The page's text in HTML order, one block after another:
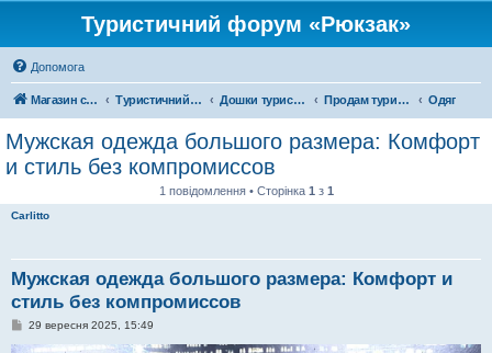
Туристичний форум «Рюкзак»
Допомога
Магазин спорядження Туристичний форум «Рюкзак» Дошки туристичних оголошень Продам туристичне спорядження Одяг
Мужская одежда большого размера: Комфорт
и стиль без компромиссов
1 повідомлення • Сторінка 1 з 1
Carlitto
Мужская одежда большого размера: Комфорт и
стиль без компромиссов
П29 вересня 2025, 15:49